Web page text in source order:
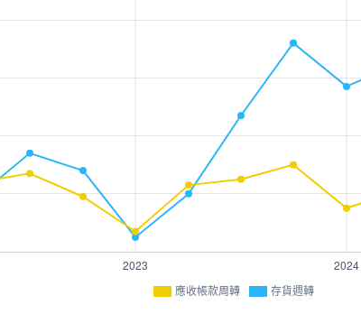
應收帳款周轉 存貨週轉